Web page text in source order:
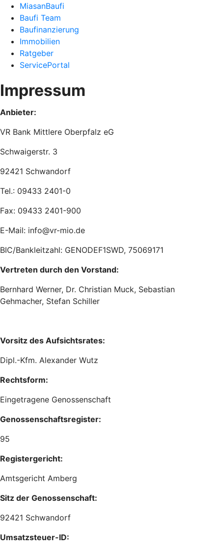
MiasanBaufi
Baufi Team
Baufinanzierung
Immobilien
Ratgeber
ServicePortal
Impressum
Anbieter:
VR Bank Mittlere Oberpfalz eG
Schwaigerstr. 3
92421 Schwandorf
Tel.: 09433 2401-0
Fax: 09433 2401-900
E-Mail: info@vr-mio.de
BIC/Bankleitzahl: GENODEF1SWD, 75069171
Vertreten durch den Vorstand:
Bernhard Werner, Dr. Christian Muck, Sebastian
Gehmacher, Stefan Schiller
Vorsitz des Aufsichtsrates:
Dipl.-Kfm. Alexander Wutz
Rechtsform:
Eingetragene Genossenschaft
Genossenschaftsregister:
95
Registergericht:
Amtsgericht Amberg
Sitz der Genossenschaft:
92421 Schwandorf
Umsatzsteuer-ID: